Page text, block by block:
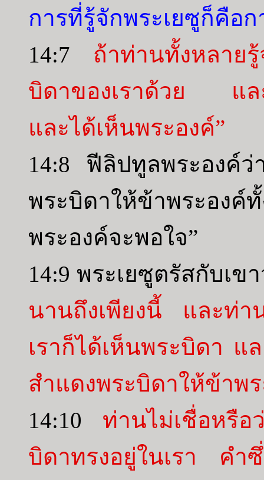
การที่รู้จักพระเยซูก็คือ
14:7 ถ้าท่านทั้งหลาย
บิดาของเราด้วย แล
และได้เห็นพระองค์”
14:8 ฟีลิปทูลพระองค์
พระบิดาให้ข้าพระองค์
พระองค์จะพอใจ”
14:9 พระเยซูตรัสกับเข
นานถึงเพียงนี้ และท่า
เราก็ได้เห็นพระบิดา แ
สำแดงพระบิดาให้ข้าพ
14:10 ท่านไม่เชื่อหรือ
บิดาทรงอยู่ในเรา คำ